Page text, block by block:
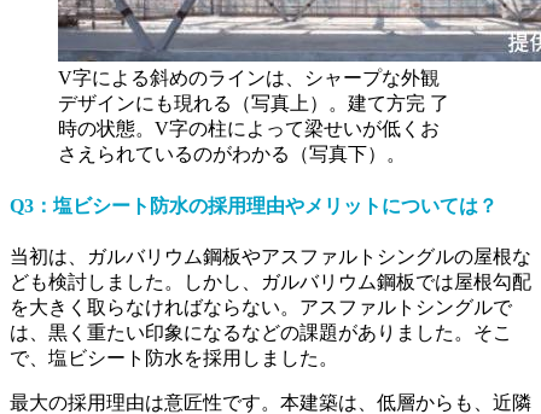
V字による斜めのラインは、シャープな外観
デザインにも現れる（写真上）。建て方完 了
時の状態。V字の柱によって梁せいが低くお
さえられているのがわかる（写真下）。
Q3：塩ビシート防水の採用理由やメリットについては？
当初は、ガルバリウム鋼板やアスファルトシングルの屋根な
ども検討しました。しかし、ガルバリウム鋼板では屋根勾配
を大きく取らなければならない。アスファルトシングルで
は、黒く重たい印象になるなどの課題がありました。そこ
で、塩ビシート防水を採用しました。
最大の採用理由は意匠性です。本建築は、低層からも、近隣